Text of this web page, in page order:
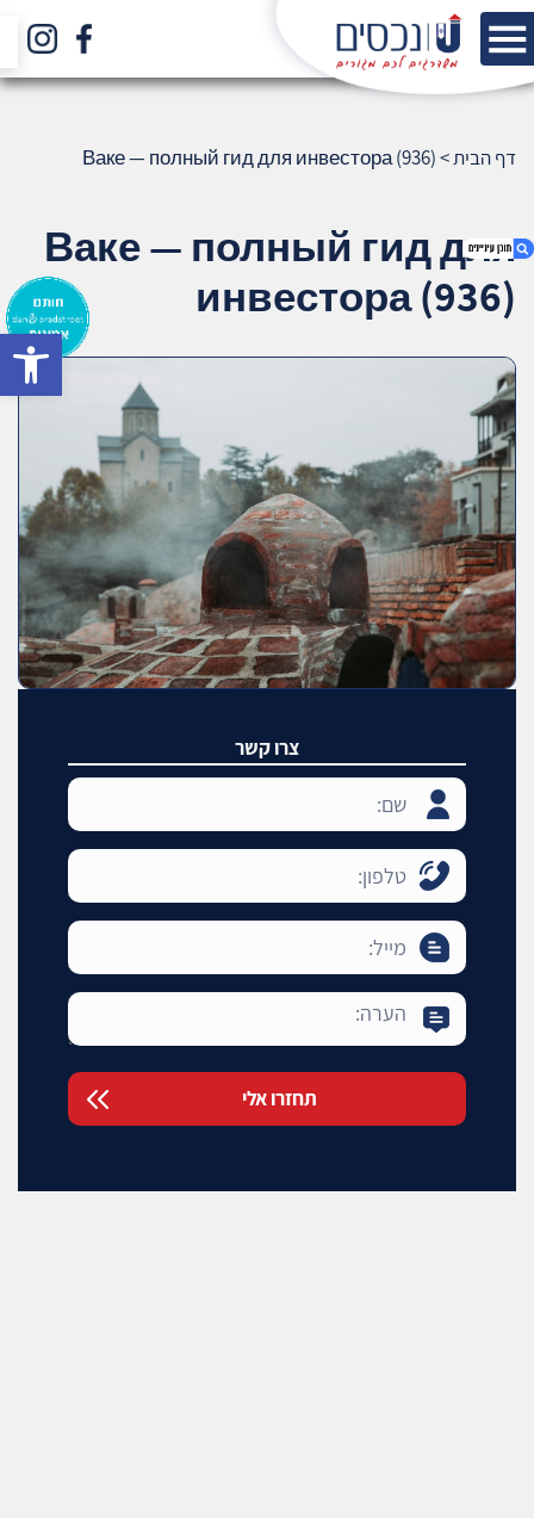
2. אודות U נכסים
3. שאלתם ? ענינו !
דף הבית>
Ваке — полный гид для инвестора (936)
Ваке — полный гид для
инвестора (936)
צרו קשר